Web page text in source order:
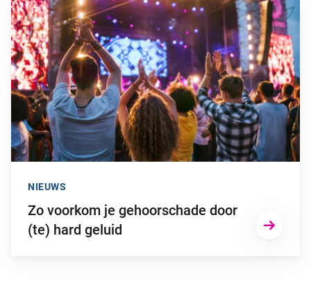
Ga naar “Zo voorkom je gehoorschade door (te) hard geluid”
Zo voorkom je gehoorschade door
(te) hard geluid
NIEUWS